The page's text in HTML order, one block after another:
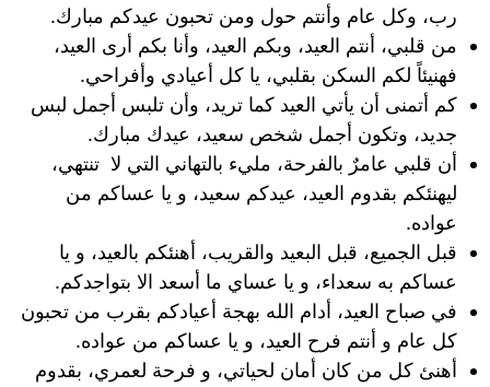
رب، وكل عام وأنتم حول ومن تحبون عيدكم مبارك.
من قلبي، أنتم العيد، وبكم العيد، وأنا بكم أرى العيد،
فهنيئاً لكم السكن بقلبي، يا كل أعيادي وأفراحي.
كم أتمنى أن يأتي العيد كما تريد، وأن تلبس أجمل لبس
جديد، وتكون أجمل شخص سعيد، عيدك مبارك.
أن قلبي عامرٌ بالفرحة، مليء بالتهاني التي لا تنتهي،
ليهنئكم بقدوم العيد، عيدكم سعيد، و يا عساكم من
عواده.
قبل الجميع، قبل البعيد والقريب، أهنئكم بالعيد، و يا
عساكم به سعداء، و يا عساي ما أسعد الا بتواجدكم.
في صباح العيد، أدام الله بهجة أعيادكم بقرب من تحبون
كل عام و أنتم فرح العيد، و يا عساكم من عواده.
أهنئ كل من كان أمان لحياتي، و فرحة لعمري، بقدوم